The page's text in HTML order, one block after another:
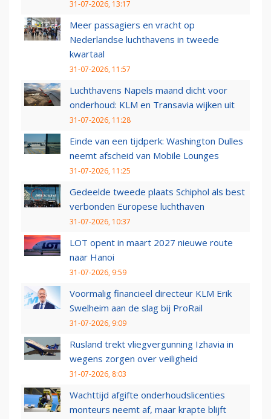
31-07-2026, 13:17
Meer passagiers en vracht op
Nederlandse luchthavens in tweede
kwartaal
31-07-2026, 11:57
Luchthavens Napels maand dicht voor
onderhoud: KLM en Transavia wijken uit
31-07-2026, 11:28
Einde van een tijdperk: Washington Dulles
neemt afscheid van Mobile Lounges
31-07-2026, 11:25
Gedeelde tweede plaats Schiphol als best
verbonden Europese luchthaven
31-07-2026, 10:37
LOT opent in maart 2027 nieuwe route
naar Hanoi
31-07-2026, 9:59
Voormalig financieel directeur KLM Erik
Swelheim aan de slag bij ProRail
31-07-2026, 9:09
Rusland trekt vliegvergunning Izhavia in
wegens zorgen over veiligheid
31-07-2026, 8:03
Wachttijd afgifte onderhoudslicenties
monteurs neemt af, maar krapte blijft